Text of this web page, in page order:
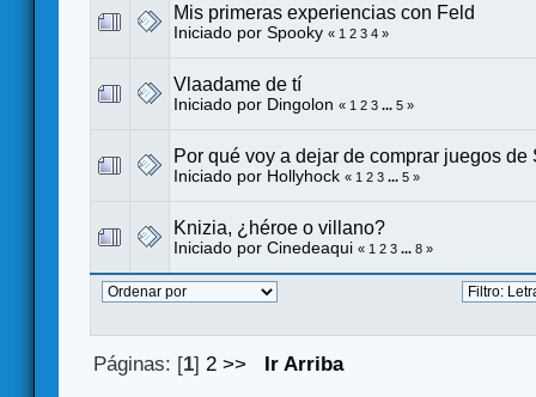
Mis primeras experiencias con Feld
Iniciado por Spooky « 1 2 3 4 »
Vlaadame de tí
Iniciado por Dingolon « 1 2 3 ... 5 »
Por qué voy a dejar de comprar juegos de
Iniciado por Hollyhock « 1 2 3 ... 5 »
Knizia, ¿héroe o villano?
Iniciado por Cinedeaqui « 1 2 3 ... 8 »
Páginas: [1] 2 >> Ir Arriba